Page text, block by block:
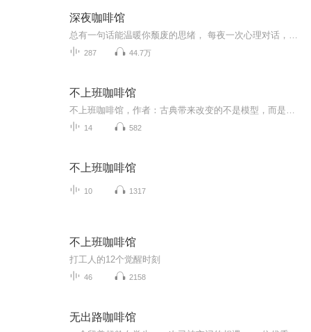
深夜咖啡馆
287 44.7万
不上班咖啡馆
14 582
不上班咖啡馆
10 1317
不上班咖啡馆
打工人的12个觉醒时刻
46 2158
无出路咖啡馆